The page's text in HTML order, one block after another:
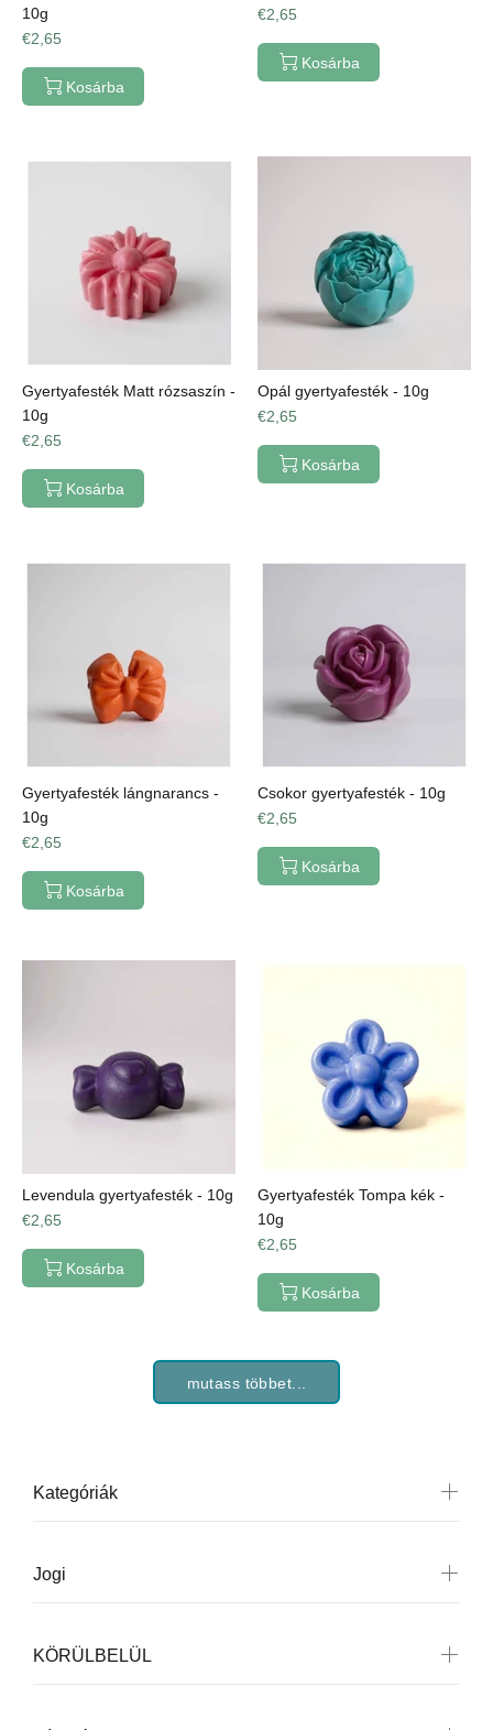
10g
€2,65
Kosárba
€2,65
Kosárba
Gyertyafesték Matt rózsaszín -
10g
€2,65
Kosárba
Opál gyertyafesték - 10g
€2,65
Kosárba
Gyertyafesték lángnarancs -
10g
€2,65
Kosárba
Csokor gyertyafesték - 10g
€2,65
Kosárba
Levendula gyertyafesték - 10g
€2,65
Kosárba
Gyertyafesték Tompa kék -
10g
€2,65
Kosárba
mutass többet...
Kategóriák
Jogi
KÖRÜLBELÜL